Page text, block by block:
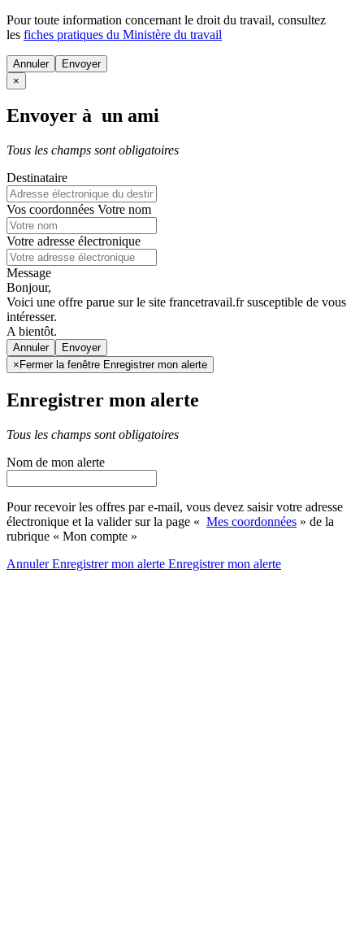
Pour toute information concernant le droit du travail, consultez
les fiches pratiques du Ministère du travail
Annuler
×
Envoyer à un ami
Tous les champs sont obligatoires
Destinataire
Vos coordonnées Votre nom
Votre adresse électronique
Message
Bonjour,
Voici une offre parue sur le site francetravail.fr susceptible de vous
intéresser.
A bientôt.
Annuler
× Fermer la fenêtre Enregistrer mon alerte
Enregistrer mon alerte
Tous les champs sont obligatoires
Nom de mon alerte
Pour recevoir les offres par e-mail, vous devez saisir votre adresse
électronique et la valider sur la page « Mes coordonnées » de la
rubrique « Mon compte »
AnnulerEnregistrer mon alerte Enregistrermon alerte